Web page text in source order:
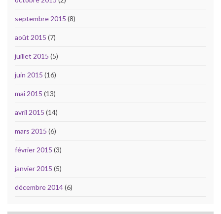
septembre 2015 (8)
août 2015 (7)
juillet 2015 (5)
juin 2015 (16)
mai 2015 (13)
avril 2015 (14)
mars 2015 (6)
février 2015 (3)
janvier 2015 (5)
décembre 2014(6)